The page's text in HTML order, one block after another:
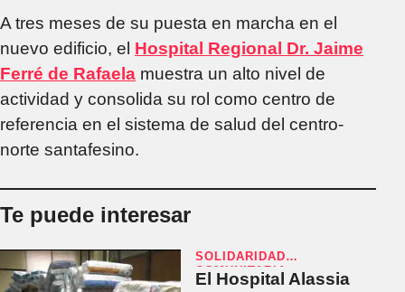
A tres meses de su puesta en marcha en el
nuevo edificio, el Hospital Regional Dr. Jaime
Ferré de Rafaela muestra un alto nivel de
actividad y consolida su rol como centro de
referencia en el sistema de salud del centro-
norte santafesino.
Te puede interesar
SOLIDARIDAD
COMUNITARIA
El Hospital Alassia